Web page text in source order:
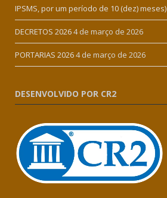
IPSMS, por um período de 10 (dez) meses)
DECRETOS 20264 de março de 2026
PORTARIAS 20264 de março de 2026
DESENVOLVIDO POR CR2